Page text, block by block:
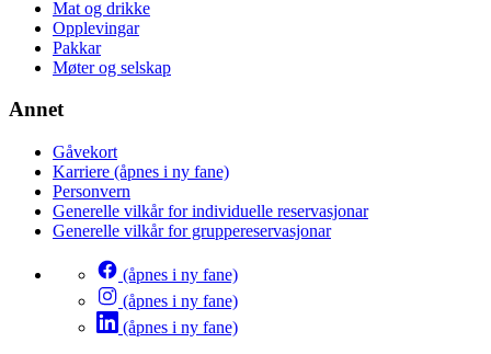
Mat og drikke
Opplevingar
Pakkar
Møter og selskap
Annet
Gåvekort
Karriere (åpnes i ny fane)
Personvern
Generelle vilkår for individuelle reservasjonar
Generelle vilkår for gruppereservasjonar
(åpnes i ny fane)
(åpnes i ny fane)
(åpnes i ny fane)